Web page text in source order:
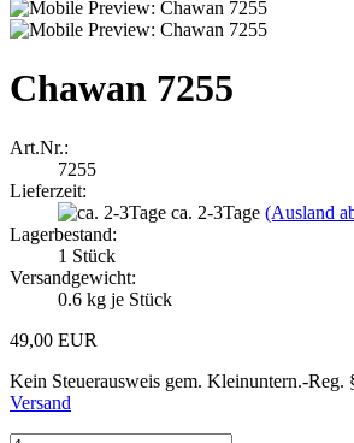
Chawan 7255
Art.Nr.:
7255
Lieferzeit:
ca. 2-3Tage (Ausland
Lagerbestand:
1 Stück
Versandgewicht:
0.6 kg je Stück
49,00 EUR
Kein Steuerausweis gem. Kleinuntern.-Reg.
Versand